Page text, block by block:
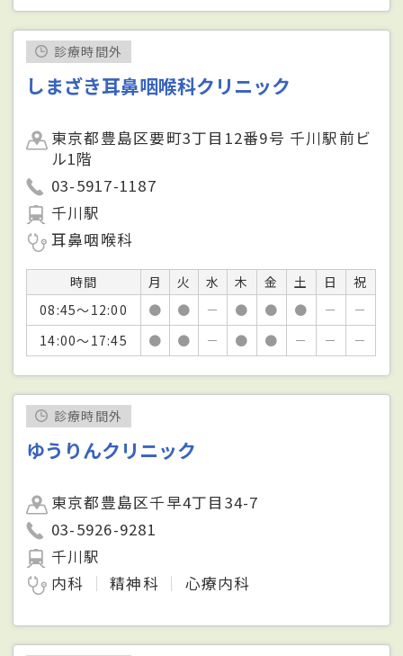
診療時間外
しまざき耳鼻咽喉科クリニック
東京都豊島区要町3丁目12番9号 千川駅前ビ
ル1階
03-5917-1187
千川駅
耳鼻咽喉科
時間 月 火 水 木 金 土 日
祝
08:45～12:00
● ● － ● ● ● －
－
14:00～17:45
● ● － ● ● － － －
診療時間外
ゆうりんクリニック
東京都豊島区千早4丁目34-7
03-5926-9281
千川駅
内科
精神科 心療内科